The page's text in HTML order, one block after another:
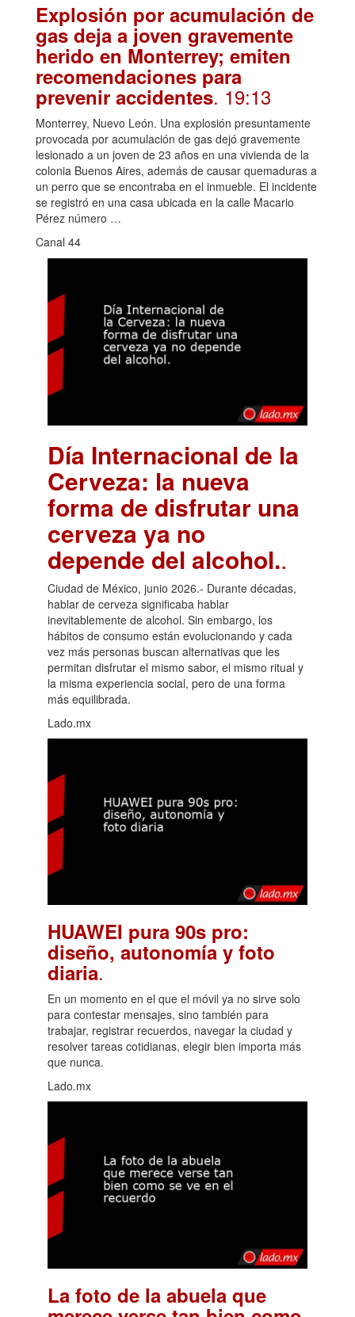
Explosión por acumulación de
gas deja a joven gravemente
herido en Monterrey; emiten
recomendaciones para
prevenir accidentes. 19:13
Monterrey, Nuevo León. Una explosión presuntamente
provocada por acumulación de gas dejó gravemente
lesionado a un joven de 23 años en una vivienda de la
colonia Buenos Aires, además de causar quemaduras a
un perro que se encontraba en el inmueble. El incidente
se registró en una casa ubicada en la calle Macario
Pérez número …
Canal 44
Día Internacional de la
Cerveza: la nueva
forma de disfrutar una
cerveza ya no
depende del alcohol..
Ciudad de México, junio 2026.- Durante décadas,
hablar de cerveza significaba hablar
inevitablemente de alcohol. Sin embargo, los
hábitos de consumo están evolucionando y cada
vez más personas buscan alternativas que les
permitan disfrutar el mismo sabor, el mismo ritual y
la misma experiencia social, pero de una forma
más equilibrada.
Lado.mx
HUAWEI pura 90s pro:
diseño, autonomía y foto
diaria.
En un momento en el que el móvil ya no sirve solo
para contestar mensajes, sino también para
trabajar, registrar recuerdos, navegar la ciudad y
resolver tareas cotidianas, elegir bien importa más
que nunca.
Lado.mx
La foto de la abuela que